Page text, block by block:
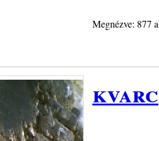
Megnézve: 877
kvarc